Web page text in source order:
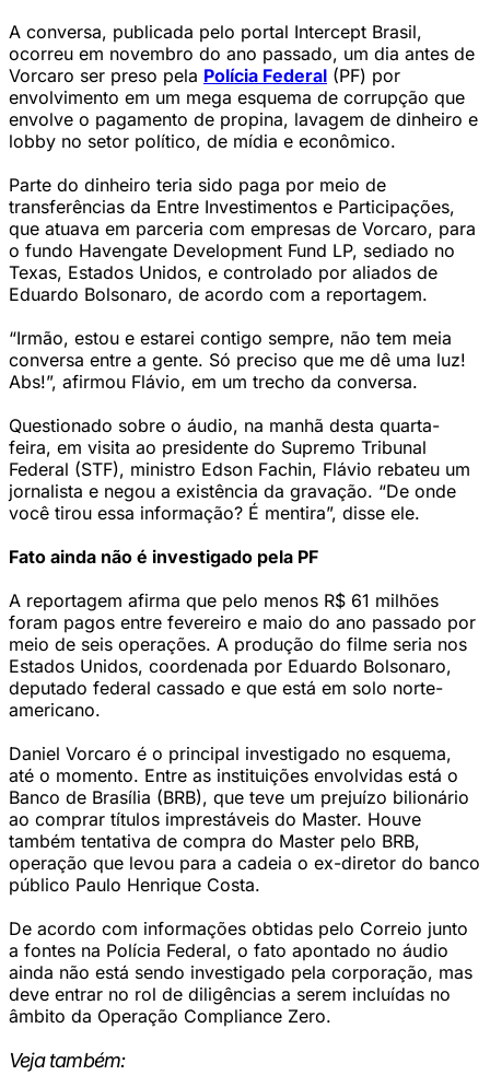
A conversa, publicada pelo portal Intercept Brasil,
ocorreu em novembro do ano passado, um dia antes de
Vorcaro ser preso pela Polícia Federal (PF) por
envolvimento em um mega esquema de corrupção que
envolve o pagamento de propina, lavagem de dinheiro e
lobby no setor político, de mídia e econômico.
Parte do dinheiro teria sido paga por meio de
transferências da Entre Investimentos e Participações,
que atuava em parceria com empresas de Vorcaro, para
o fundo Havengate Development Fund LP, sediado no
Texas, Estados Unidos, e controlado por aliados de
Eduardo Bolsonaro, de acordo com a reportagem.
“Irmão, estou e estarei contigo sempre, não tem meia
conversa entre a gente. Só preciso que me dê uma luz!
Abs!”, afirmou Flávio, em um trecho da conversa.
Questionado sobre o áudio, na manhã desta quarta-
feira, em visita ao presidente do Supremo Tribunal
Federal (STF), ministro Edson Fachin, Flávio rebateu um
jornalista e negou a existência da gravação. “De onde
você tirou essa informação? É mentira”, disse ele.
Fato ainda não é investigado pela PF
A reportagem afirma que pelo menos R$ 61 milhões
foram pagos entre fevereiro e maio do ano passado por
meio de seis operações. A produção do filme seria nos
Estados Unidos, coordenada por Eduardo Bolsonaro,
deputado federal cassado e que está em solo norte-
americano.
Daniel Vorcaro é o principal investigado no esquema,
até o momento. Entre as instituições envolvidas está o
Banco de Brasília (BRB), que teve um prejuízo bilionário
ao comprar títulos imprestáveis do Master. Houve
também tentativa de compra do Master pelo BRB,
operação que levou para a cadeia o ex-diretor do banco
público Paulo Henrique Costa.
De acordo com informações obtidas pelo Correio junto
a fontes na Polícia Federal, o fato apontado no áudio
ainda não está sendo investigado pela corporação, mas
deve entrar no rol de diligências a serem incluídas no
âmbito da Operação Compliance Zero.
Veja também: